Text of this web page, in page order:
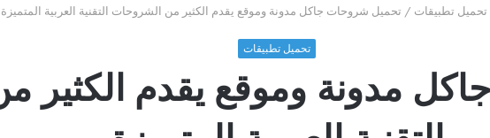
تحميل تطبيقات / تحميل شروحات جاكل مدونة وموقع يقدم الكثير من الشروحات التقنية العربية المتميزة
تحميل تطبيقات
مدونة وموقع يقدم الكثير